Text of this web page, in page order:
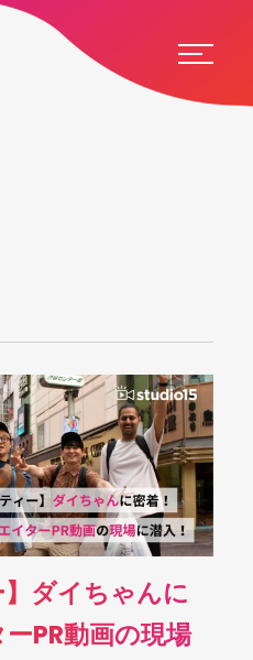
】ダイちゃんに
PR動画の現場